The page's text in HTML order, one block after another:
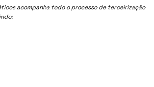
acompanha todo o processo de terceirização